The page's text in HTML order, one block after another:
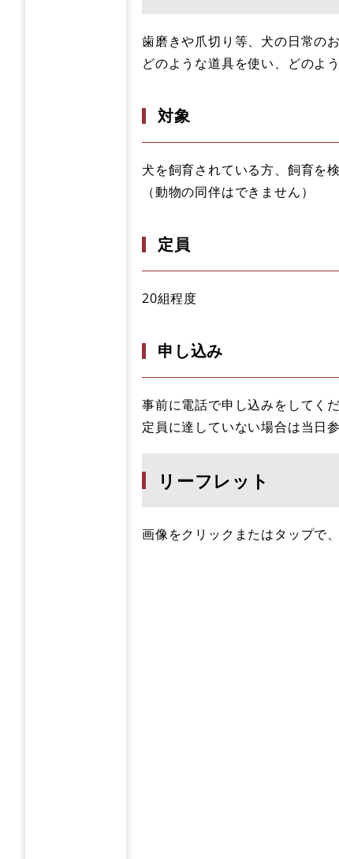
歯磨きや爪切り等、犬の日常の
どのような道具を使い、どのよ
対象
犬を飼育されている方、飼育を
​（動物の同伴はできません）
定員
20組程度
申し込み
事前に電話で申し込みをしてく
定員に達していない場合は当日
リーフレット
画像をクリックまたはタップで